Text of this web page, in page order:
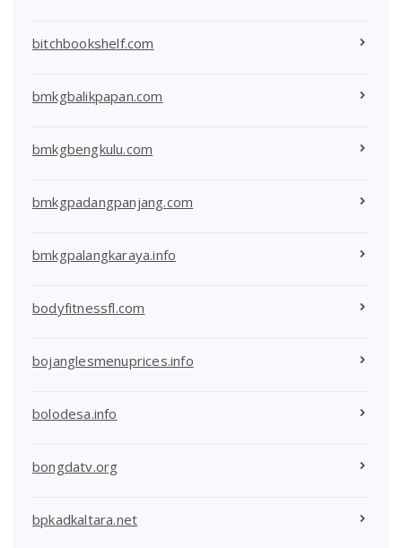
bitchbookshelf.com
bmkgbalikpapan.com
bmkgbengkulu.com
bmkgpadangpanjang.com
bmkgpalangkaraya.info
bodyfitnessfl.com
bojanglesmenuprices.info
bolodesa.info
bongdatv.org
bpkadkaltara.net